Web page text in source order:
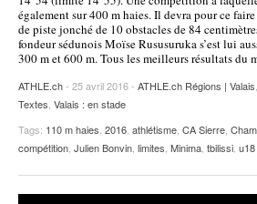
également sur 400 m haies. Il devra pour ce
de piste jonché de 10 obstacles de 84
fondeur sédunois Moïse Rususuruka s’est lui
300 m et 600 m. Tous les meilleurs résultats du
ATHLE.ch- 25 avril 2016 - ATHLE.ch Régions | Valais
Textes Valais : en stade
Tags: 110 m haies 2016 athlétisme CA Sierre
compétition Julien Bonvin limites Minima tbilissi u18